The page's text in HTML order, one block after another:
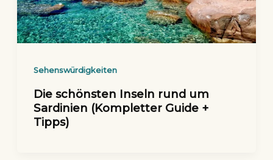
Sehenswürdigkeiten
Die schönsten Inseln rund um
Sardinien (Kompletter Guide +
Tipps)